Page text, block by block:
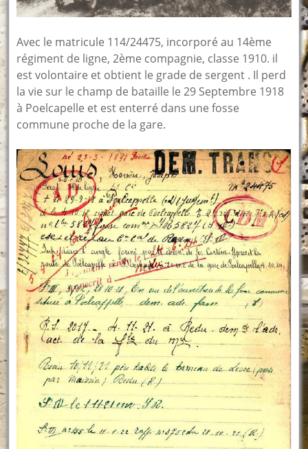
Avec le matricule 114/24475, incorporé au 14ème
régiment de ligne, 2ème compagnie, classe 1910. il
est volontaire et obtient le grade de sergent . Il perd
la vie sur le champ de bataille le 29 Septembre 1918
à Poelcapelle et est enterré dans une fosse
commune proche de la gare.